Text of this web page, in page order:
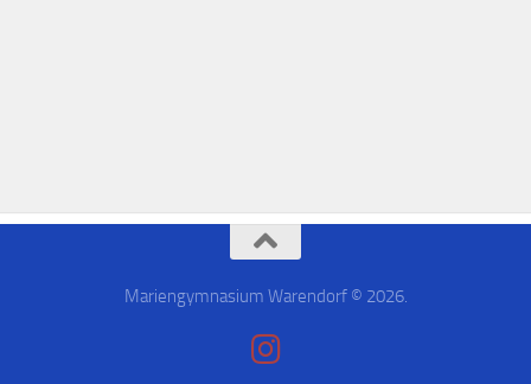
Mariengymnasium Warendorf © 2026.